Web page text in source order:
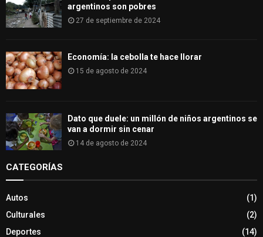
argentinos son pobres
27 de septiembre de 2024
Economía: la cebolla te hace llorar
15 de agosto de 2024
Dato que duele: un millón de niños argentinos se
van a dormir sin cenar
14 de agosto de 2024
CATEGORÍAS
Autos
(1)
Culturales
(2)
Deportes
(14)